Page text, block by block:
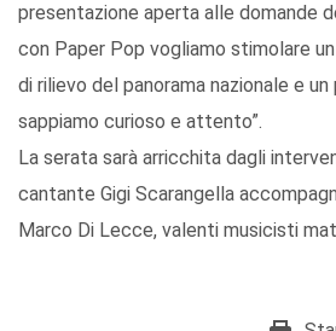
presentazione aperta alle domande
con Paper Pop vogliamo stimolare
di rilievo del panorama nazionale e
sappiamo curioso e attento”.
La serata sarà arricchita dagli
cantante Gigi Scarangella
Marco Di Lecce, valenti musicisti